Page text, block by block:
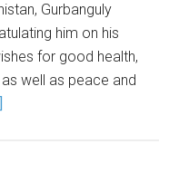
Gurbanguly
him on his
for good health,
well as peace and